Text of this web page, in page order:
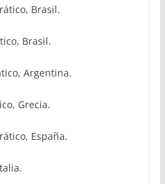
Brasil.
Brasil.
Argentina.
Grecia.
España.